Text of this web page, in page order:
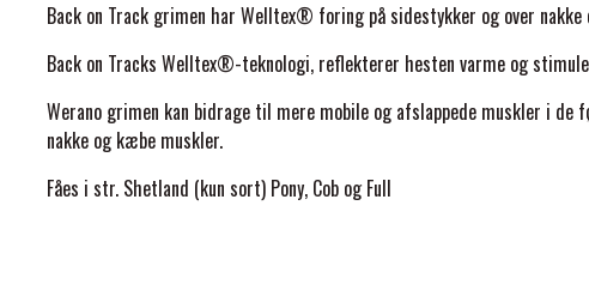
Back on Track grimen har Welltex® foring på sidestykker og over nakke
Back on Tracks Welltex®-teknologi, reflekterer hesten varme og
Werano grimen kan bidrage til mere mobile og afslappede muskler i de
nakke og kæbe muskler.
Fåes i str. Shetland (kun sort) Pony, Cob og Full